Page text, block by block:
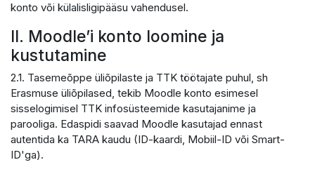
konto või külalisligipääsu vahendusel.
II. Moodle’i konto loomine ja
kustutamine
2.1. Tasemeõppe üliõpilaste ja TTK töötajate puhul, sh
Erasmuse üliõpilased, tekib Moodle konto esimesel
sisselogimisel TTK infosüsteemide kasutajanime ja
parooliga. Edaspidi saavad Moodle kasutajad ennast
autentida ka TARA kaudu (ID-kaardi, Mobiil-ID või Smart-
ID'ga).